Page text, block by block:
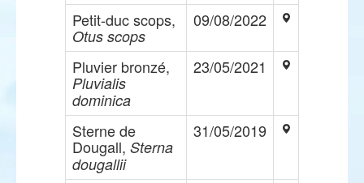
Petit-duc scops,
Otus scops
09/08/2022
Pluvier bronzé,
Pluvialis
dominica
23/05/2021
Sterne de
Dougall, Sterna
dougallii
31/05/2019